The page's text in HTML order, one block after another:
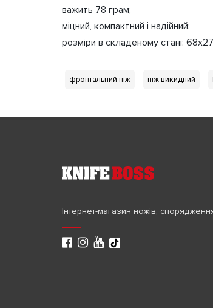
важить 78 грам;
міцний, компактний і надійний;
розміри в складеному стані:
фронтальний ніж ніж викидний
Інтернет-магазин ножів,